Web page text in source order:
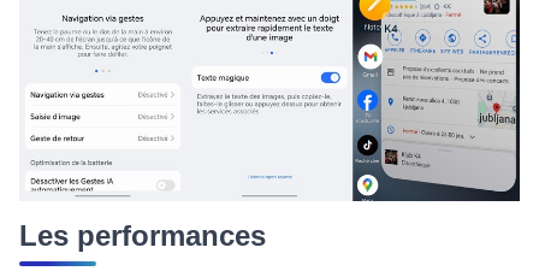
Les performances